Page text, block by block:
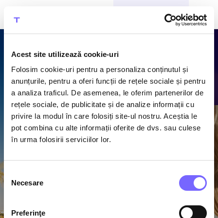
Acest site utilizează cookie-uri
Folosim cookie-uri pentru a personaliza conținutul și
anunțurile, pentru a oferi funcții de rețele sociale și pentru
a analiza traficul. De asemenea, le oferim partenerilor de
rețele sociale, de publicitate și de analize informații cu
privire la modul în care folosiți site-ul nostru. Aceștia le
pot combina cu alte informații oferite de dvs. sau culese
în urma folosirii serviciilor lor.
Selecția
consimțământului
Necesare
Preferinţe
CUMPĂRĂ BILETE
Trăiește 100 de zile de
Sands of Therme Summer Fest e aici! Trăiește vara